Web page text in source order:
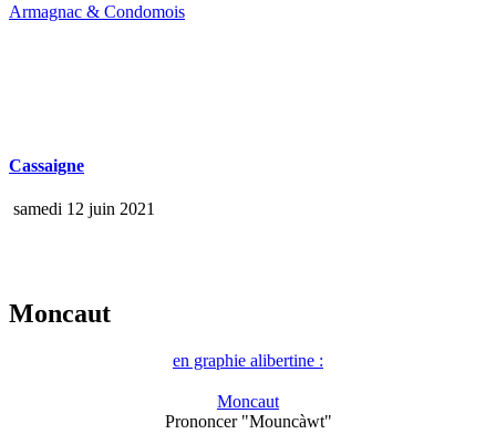
Armagnac & Condomois
Cassaigne
samedi 12 juin 2021
Moncaut
en graphie alibertine :
Moncaut
Prononcer "Mouncàwt"